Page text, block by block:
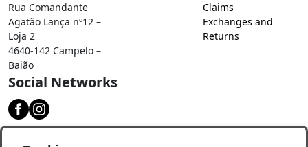
Rua Comandante
Agatão Lança nº12 –
Loja 2
4640-142 Campelo –
Baião
Claims
Exchanges and
Returns
Social Networks